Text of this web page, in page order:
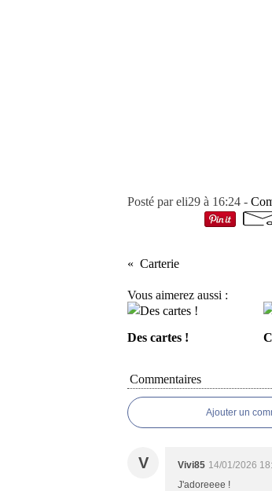
Posté par eli29 à 16:24 -
Carterie
Vous aimerez aussi :
Des cartes !
Commentaires
Ajouter un
V Vivi85 14/01/2026
J'adoreeee !